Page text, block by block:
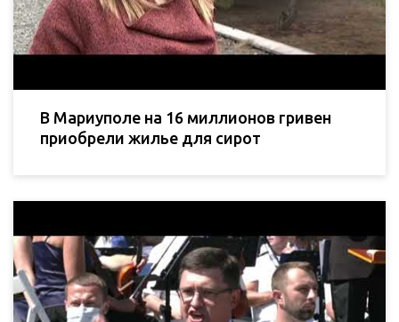
В Мариуполе на 16 миллионов гривен
приобрели жилье для сирот